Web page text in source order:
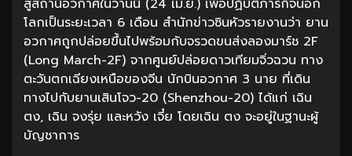
สู่สถานีอวกาศในวานนี้ (24 เม.ย.) เพื่อปฏิบัติภารกิจนอก
โลกเป็นระยะเวลา 6 เดือน สำนักข่าวซินหัวรายงานว่า ยาน
อวกาศถูกปล่อยขึ้นไปพร้อมกับจรวดขนส่งลองมาร์ช 2F
(Long March-2F) จากศูนย์ปล่อยดาวเทียมจิ่วฉวน ทาง
ตะวันตกเฉียงเหนือของจีน นักบินอวกาศ 3 นาย ที่เดิน
ทางไปกับยานเสินโจว-20 (Shenzhou-20) ได้แก่ เฉิน
ตง, เฉิน จงรุ่ย และหวัง เจี๋ย โดยเฉิน ตง จะอยู่ในฐานะผู้
บัญชาการ